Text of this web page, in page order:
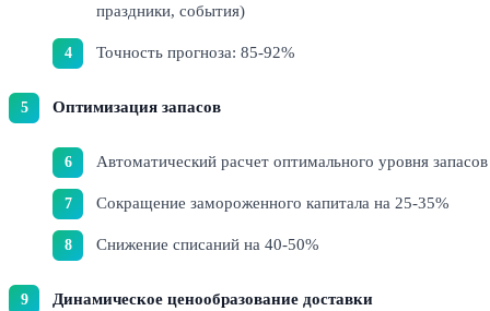
праздники, события)
Точность прогноза: 85-92%
Оптимизация запасов
Автоматический расчет оптимального уровня запасов
Сокращение замороженного капитала на 25-35%
Снижение списаний на 40-50%
Динамическое ценообразование доставки